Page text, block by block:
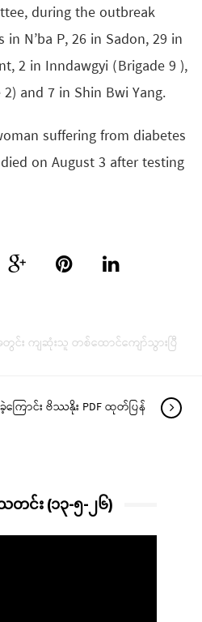
during the outbreak
N’ba P, 26 in Sadon, 29 in
2 in Inndawgyi (Brigade 9 ),
and 7 in Shin Bwi Yang.
suffering from diabetes
on August 3 after testing
င်း ကျဆုံးသူ တစ်‌ထောင်ကျော်သွားပြီ
ြောင်း ဗိဿနိုး PDF ထုတ်ပြန်
တင်း (၁၃-၅-၂၆)